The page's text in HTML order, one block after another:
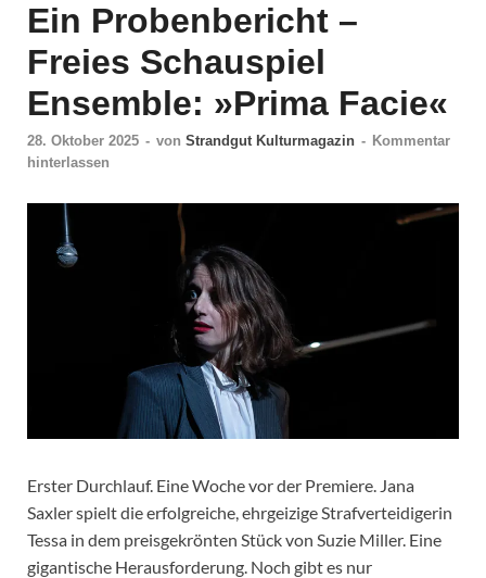
Ein Probenbericht –
Freies Schauspiel
Ensemble: »Prima Facie«
28. Oktober 2025 - von Strandgut Kulturmagazin - Kommentar
hinterlassen
Erster Durchlauf. Eine Woche vor der Premiere. Jana
Saxler spielt die erfolgreiche, ehrgeizige Strafverteidigerin
Tessa in dem preisgekrönten Stück von Suzie Miller. Eine
gigantische Herausforderung. Noch gibt es nur